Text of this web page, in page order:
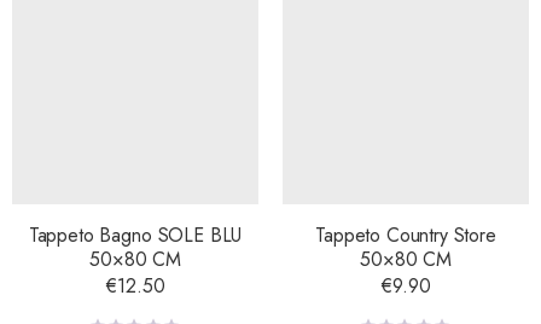
Tappeto Bagno SOLE BLU
50×80 CM
€12.50
Tappeto Country Store
50×80 CM
€9.90